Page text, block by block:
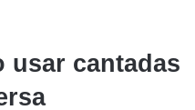
usar cantadas